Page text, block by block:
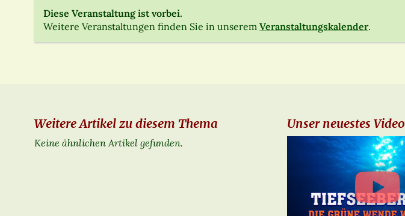
Diese Veranstaltung ist vorbei.
Weitere Veranstaltungen finden Sie in unserem Veranstaltungskalender.
Weitere Artikel zu diesem Thema
Keine ähnlichen Artikel gefunden.
Unser neuestes Video